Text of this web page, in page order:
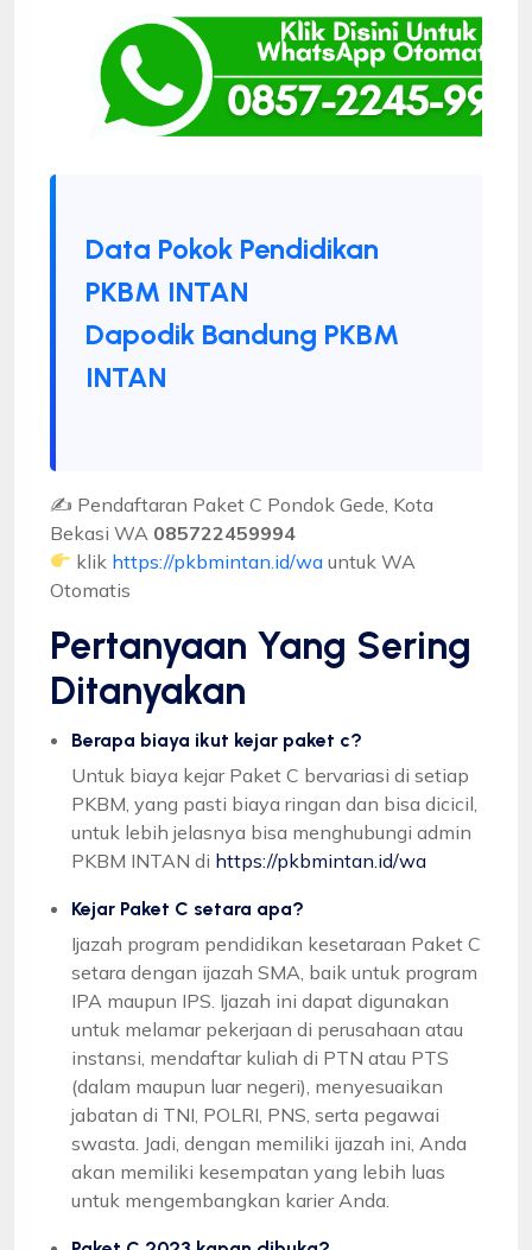
Data Pokok Pendidikan
PKBM INTAN
Dapodik Bandung PKBM
INTAN
✍ Pendaftaran Paket C Pondok Gede, Kota
Bekasi WA 085722459994
klik https://pkbmintan.id/wa untuk WA
Otomatis
Pertanyaan Yang Sering
Ditanyakan
Berapa biaya ikut kejar paket c?
Untuk biaya kejar Paket C bervariasi di setiap
PKBM, yang pasti biaya ringan dan bisa dicicil,
untuk lebih jelasnya bisa menghubungi admin
PKBM INTAN di https://pkbmintan.id/wa
Kejar Paket C setara apa?
Ijazah program pendidikan kesetaraan Paket C
setara dengan ijazah SMA, baik untuk program
IPA maupun IPS. Ijazah ini dapat digunakan
untuk melamar pekerjaan di perusahaan atau
instansi, mendaftar kuliah di PTN atau PTS
(dalam maupun luar negeri), menyesuaikan
jabatan di TNI, POLRI, PNS, serta pegawai
swasta. Jadi, dengan memiliki ijazah ini, Anda
akan memiliki kesempatan yang lebih luas
untuk mengembangkan karier Anda.